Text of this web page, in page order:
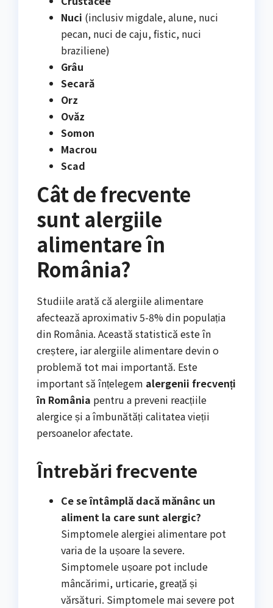
Nuci (inclusiv migdale, alune, nuci
pecan, nuci de caju, fistic, nuci
braziliene)
Grâu
Secară
Orz
Ovăz
Somon
Macrou
Scad
Cât de frecvente
sunt alergiile
alimentare în
România?
Studiile arată că alergiile alimentare
afectează aproximativ 5-8% din populația
din România. Această statistică este în
creștere, iar alergiile alimentare devin o
problemă tot mai importantă. Este
important să înțelegem alergenii frecvenți
în România pentru a preveni reacțiile
alergice și a îmbunătăți calitatea vieții
persoanelor afectate.
Întrebări frecvente
Ce se întâmplă dacă mănânc un
aliment la care sunt alergic?
Simptomele alergiei alimentare pot
varia de la ușoare la severe.
Simptomele ușoare pot include
mâncărimi, urticarie, greață și
vărsături. Simptomele mai severe pot